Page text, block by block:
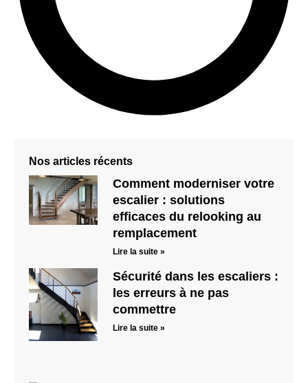
Nos articles récents
Comment moderniser votre
escalier : solutions
efficaces du relooking au
remplacement
Lire la suite »
Sécurité dans les escaliers :
les erreurs à ne pas
commettre
Lire la suite »